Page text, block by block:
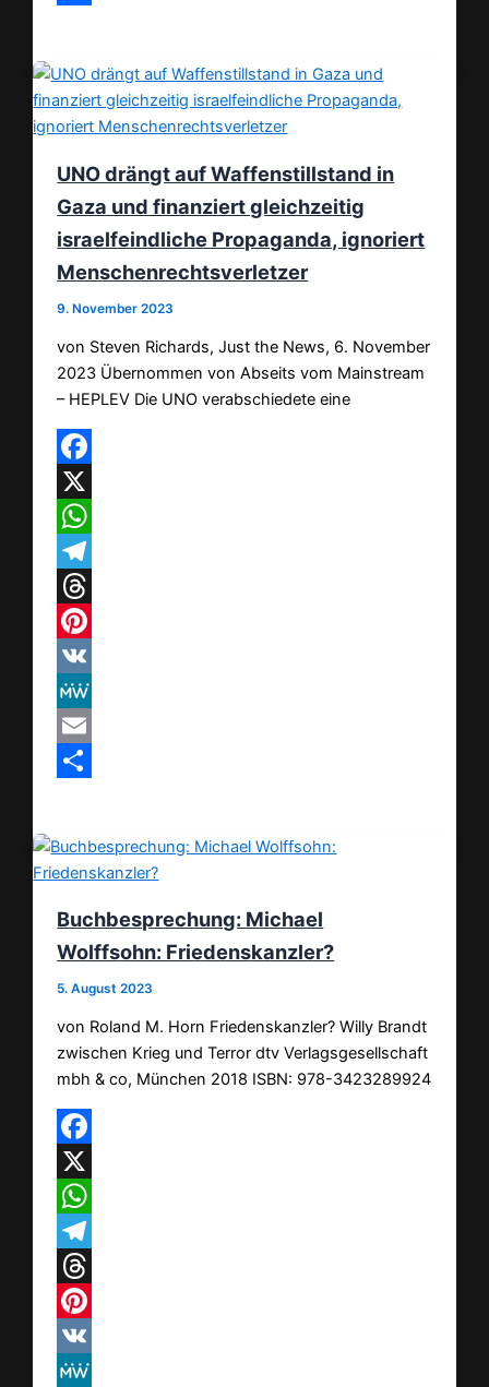
UNO drängt auf Waffenstillstand in
Gaza und finanziert gleichzeitig
israelfeindliche Propaganda, ignoriert
Menschenrechtsverletzer
9. November 2023
von Steven Richards, Just the News, 6. November
2023 Übernommen von Abseits vom Mainstream
– HEPLEV Die UNO verabschiedete eine
Facebook
X
WhatsApp
Telegram
Threads
Pinterest
VK
MeWe
Email
Buchbesprechung: Michael
Wolffsohn: Friedenskanzler?
5. August 2023
von Roland M. Horn Friedenskanzler? Willy Brandt
zwischen Krieg und Terror dtv Verlagsgesellschaft
mbh & co, München 2018 ISBN: ‎978-3423289924
Facebook
X
WhatsApp
Telegram
Threads
Pinterest
VK